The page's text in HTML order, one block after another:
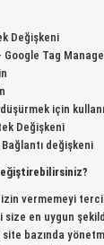
Değişkeni
Google Tag
için
Değişkeni
değişkeni
vermemeyi
size en uygun
site bazında